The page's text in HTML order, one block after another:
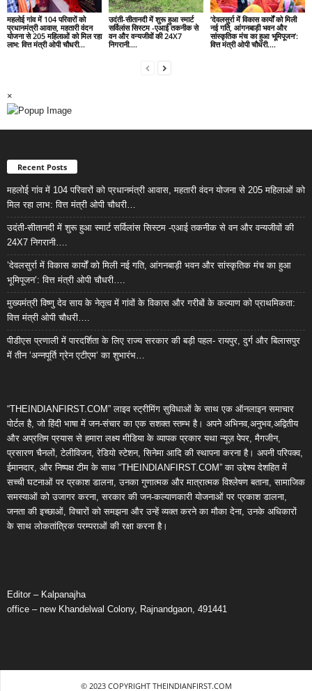
महलोई गांव में 104 परिवारों को
प्रधानमंत्री आवास, महतारी वंदन
योजना से 205 महिलाओं को मिल रहा
लाभ: वित्त मंत्री ओपी चौधरी…
उदंती-सीतानदी में शुरू हुआ स्मार्ट
सर्विलांस सिस्टम -एआई तकनीक से
वन और वन्यजीवों की 24X7
निगरानी….
’देवलसुर्रा में विकास कार्यों को मिली
नई गति, आंगनबाड़ी भवन और
सांस्कृतिक मंच का हुआ भूमिपूजन’:
वित्त मंत्री ओपी चौधरी….
×
Recent Posts
महलोई गांव में 104 परिवारों को प्रधानमंत्री आवास, महतारी वंदन योजना से 205 महिलाओं को
मिल रहा लाभ: वित्त मंत्री ओपी चौधरी…
उदंती-सीतानदी में शुरू हुआ स्मार्ट सर्विलांस सिस्टम -एआई तकनीक से वन और वन्यजीवों की
24X7 निगरानी….
’देवलसुर्रा में विकास कार्यों को मिली नई गति, आंगनबाड़ी भवन और सांस्कृतिक मंच का हुआ
भूमिपूजन’: वित्त मंत्री ओपी चौधरी….
मुख्यमंत्री विष्णु देव साय के नेतृत्व में गांवों के विकास और गरीबों के कल्याण को प्राथमिकता:
वित्त मंत्री ओपी चौधरी….
पीडीएस प्रणाली में पारदर्शिता के लिए राज्य सरकार की बड़ी पहल- रायपुर, दुर्ग और बिलासपुर
में तीन ‘अन्नपूर्ति ग्रेन एटीएम‘ का शुभारंभ…
“THEINDIANFIRST.COM” लाइव स्ट्रीमिंग सुविधाओं के साथ एक ऑनलाइन समाचार
पोर्टल है, जो हिंदी भाषा में जन-संचार का एक सशक्त स्तम्भ है। अपने अभिनव,अनुभव,अद्वितीय
और अप्रतिम प्रयास से हमारा लक्ष्य मीडिया के व्यापक प्रकार यथा न्यूज़ पेपर, मैगजीन,
प्रसारण चैनलों, टेलीविजन, रेडियो स्टेशन, सिनेमा आदि की स्थापना करना है। अपनी परिपक्व,
ईमानदार, और निष्पक्ष टीम के साथ “THEINDIANFIRST.COM” का उद्देश्य देशहित में
सच्ची घटनाओं पर प्रकाश डालना, उनका गुणात्मक और मात्रात्मक विश्लेषण बताना, सामाजिक
समस्याओं को उजागर करना, सरकार की जन-कल्याणकारी योजनाओं पर प्रकाश डालना,
जनता की इच्छाओं, विचारों को समझना और उन्हें व्यक्त करने का मौका देना, उनके अधिकारों
के साथ लोकतांत्रिक परम्पराओं की रक्षा करना है।
Editor – Kalpanajha
office – new Khandelwal Colony, Rajnandgaon, 491441
© 2023 COPYRIGHT THEINDIANFIRST.COM